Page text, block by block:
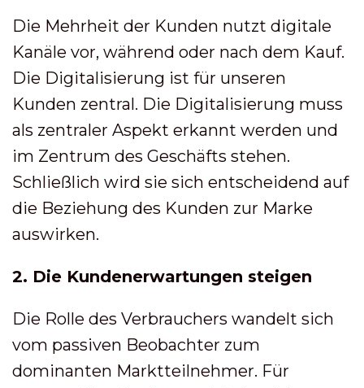
Die Mehrheit der Kunden nutzt digitale
Kanäle vor, während oder nach dem Kauf.
Die Digitalisierung ist für unseren
Kunden zentral. Die Digitalisierung muss
als zentraler Aspekt erkannt werden und
im Zentrum des Geschäfts stehen.
Schließlich wird sie sich entscheidend auf
die Beziehung des Kunden zur Marke
auswirken.
2. Die Kundenerwartungen steigen
Die Rolle des Verbrauchers wandelt sich
vom passiven Beobachter zum
dominanten Marktteilnehmer. Für